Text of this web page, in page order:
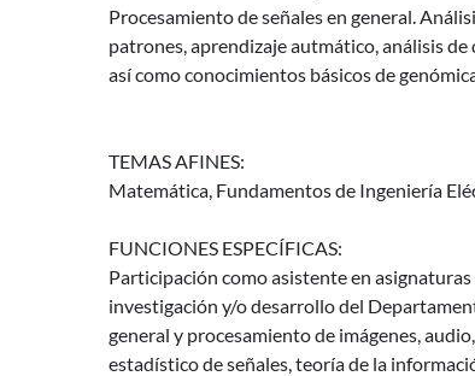
Procesamiento de señales en general.
patrones, aprendizaje autmático, análisis
así como conocimientos básicos de
TEMAS AFINES:
Matemática, Fundamentos de Ingeniería
FUNCIONES ESPECÍFICAS:
Participación como asistente en
investigación y/o desarrollo del
general y procesamiento de imágenes,
estadístico de señales, teoría de la